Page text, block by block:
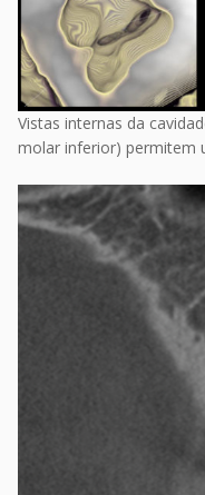
Vistas internas da
molar inferior) permitem